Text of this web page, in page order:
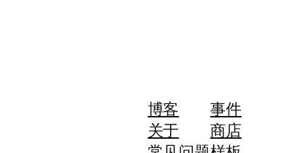
博客
关于
事件
商店